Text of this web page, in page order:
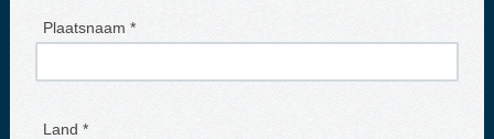
Plaatsnaam *
Land *